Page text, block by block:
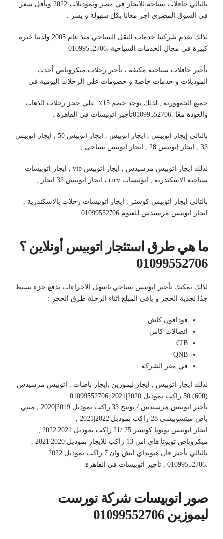
بالتالي حافلات سياحة للايجار في مصر وبموديلات 2022 وبأقل سعر
في السوق المصري اجر معانا بكل سهولة و يسر .
لذلك تقدم شركتنا خدمات النقل السياحي منذ عام 2005 ولدينا خبرة
كبيرة في مجال الخدمات السياحية ،01099552706
تأجير حافلات سياحية مكيفة ، تأجير رحلات ميكروباص أحدث
الموديلات و خدمات خاصة و خصومات على الرحلات اليومية في
جميع الجمهورية , لذلك يوجد خصم 15٪. علي حجز رحلات الذهاب
والعودة معًا .01099552706تأجير اتوبيسات في القاهرة .
بالتالي إيجار اتوبيس , ايجار اتوبيس , ايجار اتوبيس 50 , ايجار اتوبيس
33 , ايجار اتوبيس 28 , ايجار اتوبيس سياحى ,
لذلك ايجار اتوبيس مرسيدس , ايجار اتوبيس vip , ايجار اتوبيسات
سياحية الاسكندرية , اتوبيسات mcv ، ايجار اتوبيس 33 ايجار ,
بالتالي ايجار اتوبيس كوستر , ايجار اتوبيسات رحلات بالاسكندرية ,
ايجار اتوبيس مرسيدس للفيوم.01099552706
ما هي طرق استئجار اتوبيس أونلاين ؟
01099552706
لذلك يمكنك تأجير اتوبيس سياحي باسهل الاجراءات بدفع جزء بسيط
جدًا لجدية الحجز و باقي المبلغ اثناء الرحلة طرق الحجز :
فودافون كاش
اتصالات كاش
CIB
QNB
في مقر الشركة
لذلك ايجار اتوبيس , ايجار ليموزين ,ايجار باصات , اتوبيس مرسيدس
(600) 50 راكب بموديل 2020|2021 ,01099552706
تأجير اتوبيس مرسيدس / يوتنج 33 راكب بموديل 2019|2020 , ميني
باص ميتسوبيشي 28 راكب بموديل 2022|2021 ,
ايجار اتوبيس تويوتا كوستر 25 /21 راكب بموديل 2021|2022 ,
ميكروباص تويوتا هاي اس 13 راكب للايجار بموديل 2020|2021 ,
بالتالي تأجير فان هيونداي اتش وان 7 راكب بموديل 2022
.01099552706 , تأجير اتوبيسات في القاهرة.
صور اتوبيسات شركة تورست
ليموزين 01099552706